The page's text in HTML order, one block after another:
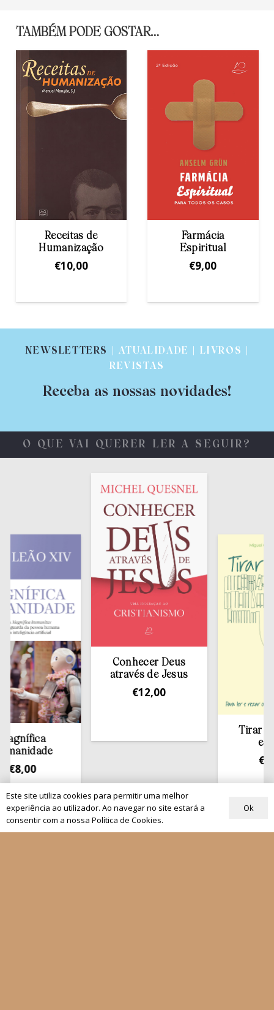
TAMBÉM PODE GOSTAR…
Farmácia
Espiritual
€9,00
São José
€7,00
NEWSLETTERS
| ATUALIDADE | LIVROS |
REVISTAS
Receba as nossas novidades!
O QUE VAI QUERER LER A SEGUIR?
Conhecer Deus
através de Jesus
12,00
Tirar a
estante
13,50
Este site utiliza cookies para permitir uma melhor
experiência ao utilizador. Ao navegar no site estará a
consentir com a nossa Política de Cookies.
Ok